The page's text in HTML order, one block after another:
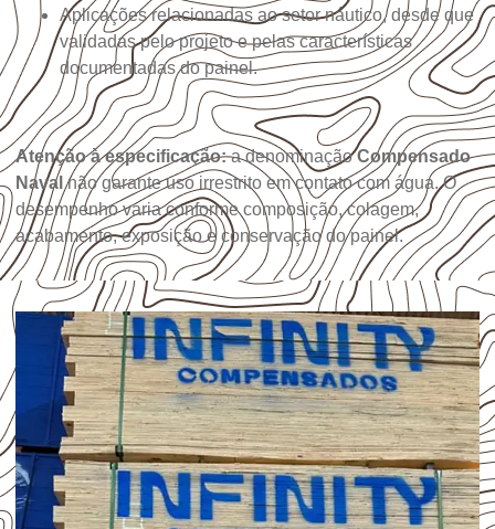
Aplicações relacionadas ao setor náutico, desde que
validadas pelo projeto e pelas características
documentadas do painel.
Atenção à especificação:a denominaçãoCompensado
Naval não garante uso irrestrito em contato com água. O
desempenho varia conforme composição, colagem,
acabamento, exposição e conservação do painel.